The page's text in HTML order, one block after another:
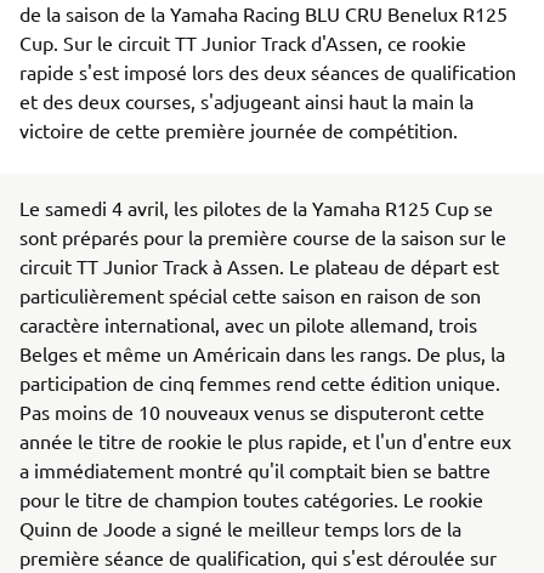
de la saison de la Yamaha Racing BLU CRU Benelux R125
Cup. Sur le circuit TT Junior Track d'Assen, ce rookie
rapide s'est imposé lors des deux séances de qualification
et des deux courses, s'adjugeant ainsi haut la main la
victoire de cette première journée de compétition.
Le samedi 4 avril, les pilotes de la Yamaha R125 Cup se
sont préparés pour la première course de la saison sur le
circuit TT Junior Track à Assen. Le plateau de départ est
particulièrement spécial cette saison en raison de son
caractère international, avec un pilote allemand, trois
Belges et même un Américain dans les rangs. De plus, la
participation de cinq femmes rend cette édition unique.
Pas moins de 10 nouveaux venus se disputeront cette
année le titre de rookie le plus rapide, et l'un d'entre eux
a immédiatement montré qu'il comptait bien se battre
pour le titre de champion toutes catégories. Le rookie
Quinn de Joode a signé le meilleur temps lors de la
première séance de qualification, qui s'est déroulée sur